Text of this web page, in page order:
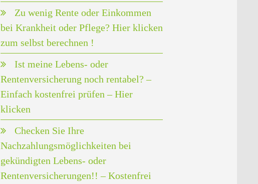
Zu wenig Rente oder Einkommen
bei Krankheit oder Pflege? Hier klicken
zum selbst berechnen !
Ist meine Lebens- oder
Rentenversicherung noch rentabel? –
Einfach kostenfrei prüfen – Hier
klicken
Checken Sie Ihre
Nachzahlungsmöglichkeiten bei
gekündigten Lebens- oder
Rentenversicherungen!! – Kostenfrei